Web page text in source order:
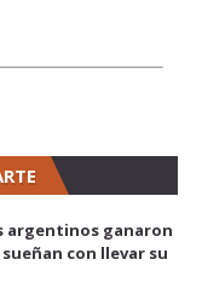
argentinos ganaron
con llevar su